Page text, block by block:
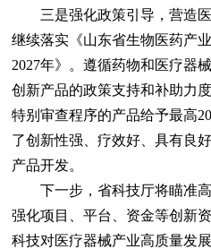
三是强化政策引导，营造医
继续落实《山东省生物医药产
2027年》。遵循药物和医疗器
创新产品的政策支持和补助力
特别审查程序的产品给予最高
了创新性强、疗效好、具有良
产品开发。
下一步，省科技厅将瞄准高
强化项目、平台、资金等创新
科技对医疗器械产业高质量发